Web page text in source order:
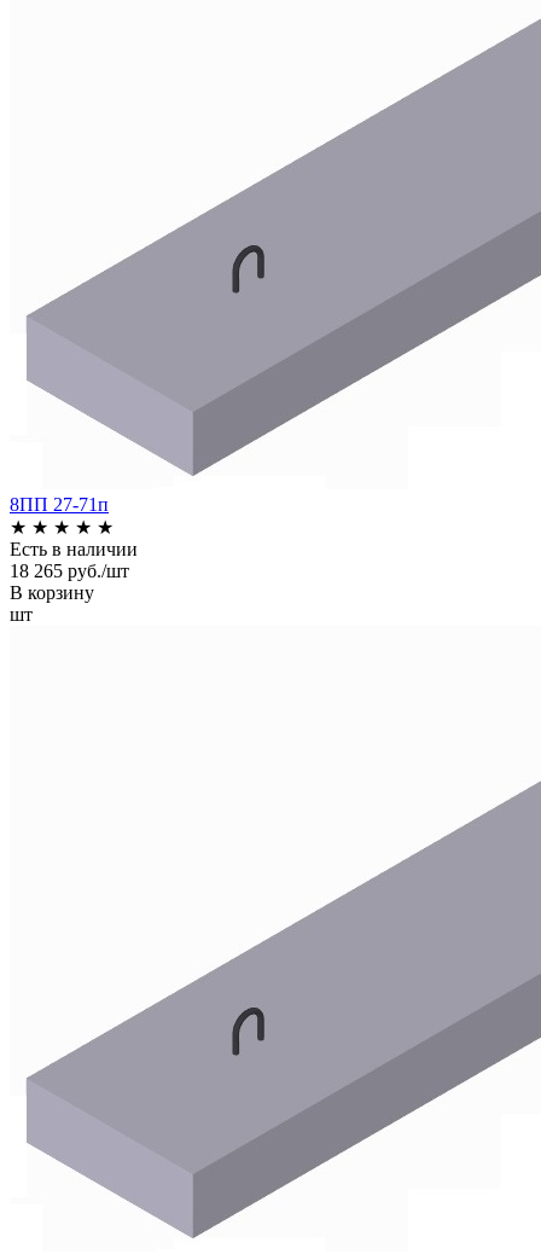
8ПП 27-71п
★ ★ ★ ★ ★
Есть в наличии
18 265 руб./шт
В корзину
шт